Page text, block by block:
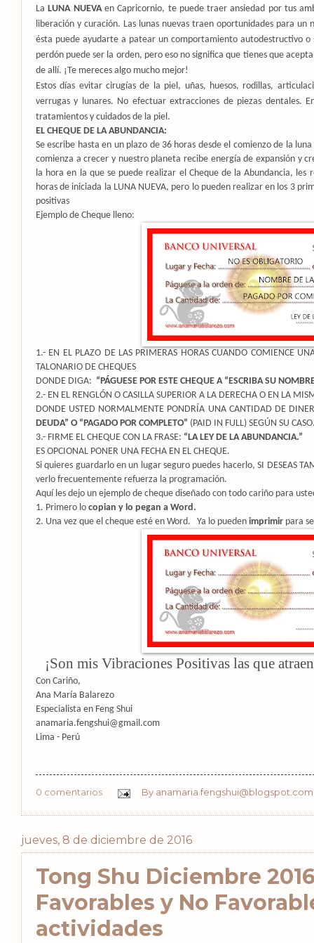
La LUNA NUEVAen Capricornio, te puede traer ansiedad por tus
liberación y curación. Las lunas nuevas traen oportunidades para
ésta puede ayudarte a patear un comportamiento autodestructivo
perdón puede ser la orden, pero eso no significa que tienes que
de allí. ¡Te mereces algo mucho mejor!
Estos días evitar cirugías de la piel, uñas, huesos, rodillas,
verrugas y lunares. No efectuar extracciones de piezas dentales.
tratamientos y cuidados de la piel.
EL CHEQUE DE LA ABUNDANCIA:
Se escribe hasta en un plazo de 36 horas desde el comienzo de la
comienza a crecer y nuestro planeta recibe energía de expansión y
la hora en la que se puede realizar el Cheque de la Abundancia, les
horas de iniciada la LUNA NUEVA, pero lo pueden realizar en los 3
positivas
Ejemplo de Cheque lleno:
1.- EN EL PLAZO DE LAS PRIMERAS HORAS CUANDO COMIENCE
TALONARIO DE CHEQUES
DONDE DIGA: “PÁGUESE POR ESTE CHEQUE A “ESCRIBA SU
2.- EN EL RENGLÓN O CASILLA SUPERIOR A LA DERECHA O EN LA
DONDE USTED NORMALMENTE PONDRÍA UNA CANTIDAD DE
DEUDA” O “PAGADO POR COMPLETO” (PAID IN FULL) SEGÚN SU
3.- FIRME EL CHEQUE CON LA FRASE: “LA LEY DE LA ABUNDANCIA.”
ES OPCIONAL PONER UNA FECHA EN EL CHEQUE.
Si quieres guardarlo en un lugar seguro puedes hacerlo, SI DESEAS
verlo frecuentemente refuerza la programación.
Aquí les dejo un ejemplo de cheque diseñado con todo cariño para
1. Primero lo copian y lo pegan a Word.
2. Una vez que el cheque esté en Word.
Ya lo pueden imprimir para
¡Son mis Vibraciones Positivas las que
Con Cariño,
Ana María Balarezo
Especialista en Feng Shui
anamaria.fengshui@gmail.com
Lima - Perú
0 comentarios By anamaria.fengshui@blogspot.com
jueves, 8 de diciembre de 2016
Tong Shu Diciembre
Favorables y No
actividades